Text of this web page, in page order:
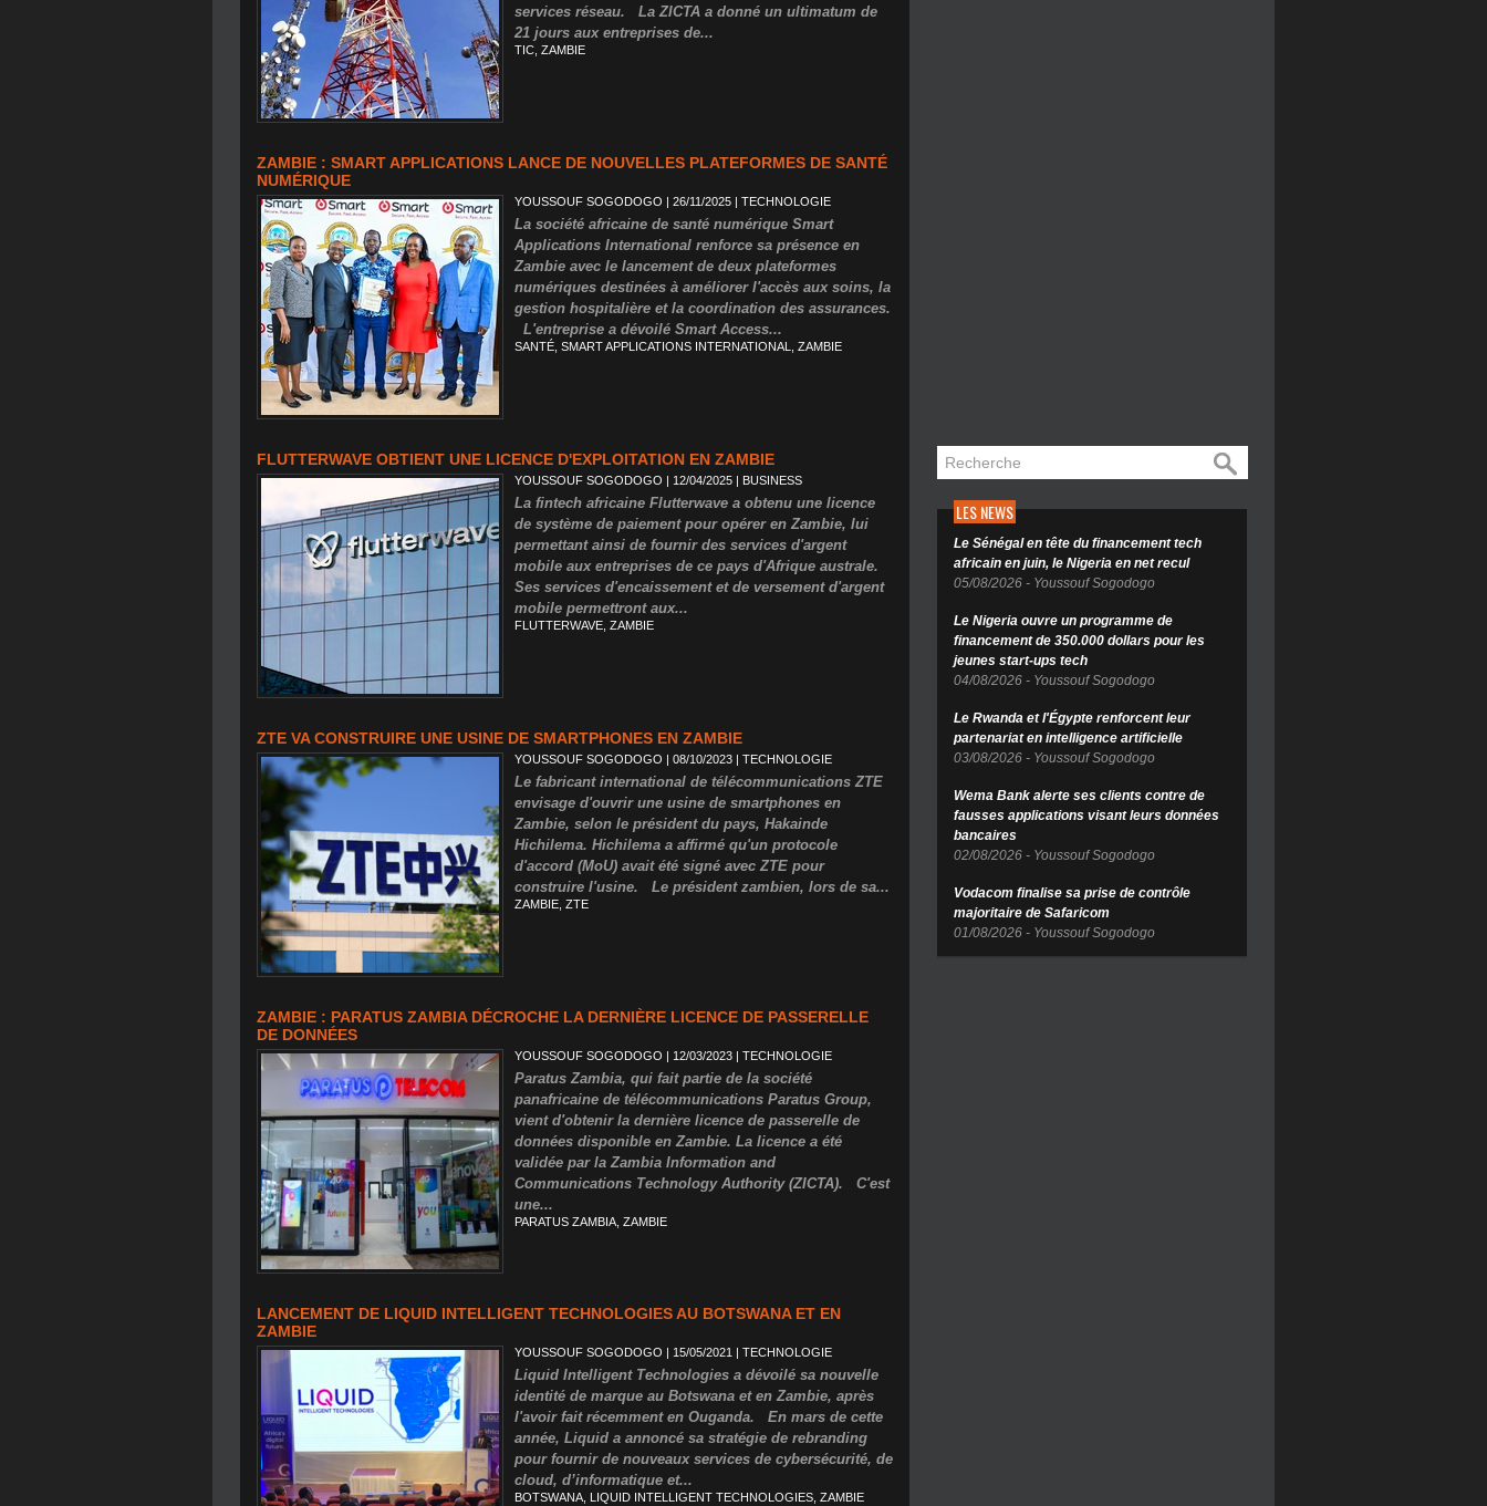
services réseau. La ZICTA a donné un ultimatum de
21 jours aux entreprises de...
TIC ZAMBIE
ZAMBIE : SMART APPLICATIONS LANCE DE NOUVELLES PLATEFORMES DE SANTÉ
NUMÉRIQUE
YOUSSOUF SOGODOGO | 26/11/2025 | TECHNOLOGIE
La société africaine de santé numérique Smart
Applications International renforce sa présence en
Zambie avec le lancement de deux plateformes
numériques destinées à améliorer l'accès aux soins, la
gestion hospitalière et la coordination des assurances.
L'entreprise a dévoilé Smart Access...
SANTÉ SMART APPLICATIONS INTERNATIONAL ZAMBIE
FLUTTERWAVE OBTIENT UNE LICENCE D'EXPLOITATION EN ZAMBIE
YOUSSOUF SOGODOGO | 12/04/2025 | BUSINESS
La fintech africaine Flutterwave a obtenu une licence
de système de paiement pour opérer en Zambie, lui
permettant ainsi de fournir des services d'argent
mobile aux entreprises de ce pays d'Afrique australe.
Ses services d'encaissement et de versement d'argent
mobile permettront aux...
FLUTTERWAVE ZAMBIE
ZTE VA CONSTRUIRE UNE USINE DE SMARTPHONES EN ZAMBIE
YOUSSOUF SOGODOGO | 08/10/2023 | TECHNOLOGIE
Le fabricant international de télécommunications ZTE
envisage d'ouvrir une usine de smartphones en
Zambie, selon le président du pays, Hakainde
Hichilema. Hichilema a affirmé qu'un protocole
d'accord (MoU) avait été signé avec ZTE pour
construire l'usine. Le président zambien, lors de sa...
ZAMBIE ZTE
ZAMBIE : PARATUS ZAMBIA DÉCROCHE LA DERNIÈRE LICENCE DE PASSERELLE
DE DONNÉES
YOUSSOUF SOGODOGO | 12/03/2023 | TECHNOLOGIE
Paratus Zambia, qui fait partie de la société
panafricaine de télécommunications Paratus Group,
vient d'obtenir la dernière licence de passerelle de
données disponible en Zambie. La licence a été
validée par la Zambia Information and
Communications Technology Authority (ZICTA). C'est
une...
PARATUS ZAMBIA ZAMBIE
LANCEMENT DE LIQUID INTELLIGENT TECHNOLOGIES AU BOTSWANA ET EN
ZAMBIE
YOUSSOUF SOGODOGO | 15/05/2021 | TECHNOLOGIE
Liquid Intelligent Technologies a dévoilé sa nouvelle
identité de marque au Botswana et en Zambie, après
l'avoir fait récemment en Ouganda. En mars de cette
année, Liquid a annoncé sa stratégie de rebranding
pour fournir de nouveaux services de cybersécurité, de
cloud, d’informatique et...
BOTSWANA LIQUID INTELLIGENT TECHNOLOGIES ZAMBIE
LES NEWS
Le Sénégal en tête du financement tech
africain en juin, le Nigeria en net recul
05/08/2026 - Youssouf Sogodogo
Le Nigeria ouvre un programme de
financement de 350.000 dollars pour les
jeunes start-ups tech
04/08/2026 - Youssouf Sogodogo
Le Rwanda et l'Égypte renforcent leur
partenariat en intelligence artificielle
03/08/2026 - Youssouf Sogodogo
Wema Bank alerte ses clients contre de
fausses applications visant leurs données
bancaires
02/08/2026 - Youssouf Sogodogo
Vodacom finalise sa prise de contrôle
majoritaire de Safaricom
01/08/2026 - Youssouf Sogodogo